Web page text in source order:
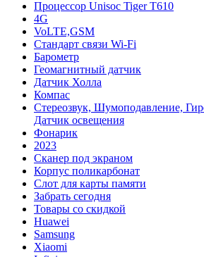
Процессор Unisoc Tiger T610
4G
VoLTE,GSM
Cтандарт связи Wi-Fi
Барометр
Геомагнитный датчик
Датчик Холла
Компас
Стереозвук, Шумоподавление,
Датчик освещения
Фонарик
2023
Сканер под экраном
Корпус поликарбонат
Слот для карты памяти
Забрать сегодня
Товары со скидкой
Huawei
Samsung
Xiaomi